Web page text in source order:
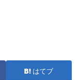
はてブ